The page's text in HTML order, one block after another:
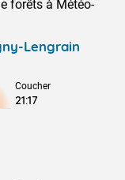
forêts à Météo-
Lengrain
Coucher
21:17